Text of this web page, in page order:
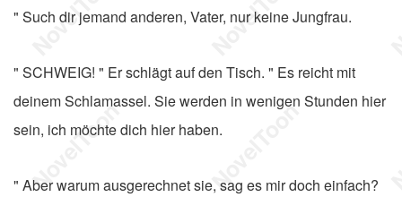
" Such dir jemand anderen, Vater, nur keine Jungfrau.
" SCHWEIG! " Er schlägt auf den Tisch. " Es reicht mit
deinem Schlamassel. Sie werden in wenigen Stunden hier
sein, ich möchte dich hier haben.
" Aber warum ausgerechnet sie, sag es mir doch einfach?